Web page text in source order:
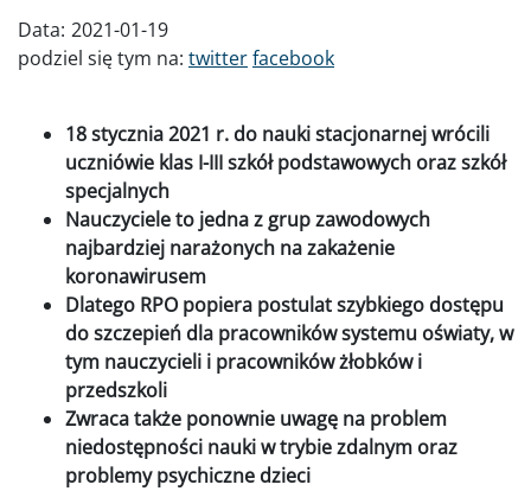
Data: 2021-01-19
podziel się tym na: twitterfacebook
18 stycznia 2021 r. do nauki stacjonarnej wrócili
uczniówie klas I-III szkół podstawowych oraz szkół
specjalnych
Nauczyciele to jedna z grup zawodowych
najbardziej narażonych na zakażenie
koronawirusem
Dlatego RPO popiera postulat szybkiego dostępu
do szczepień dla pracowników systemu oświaty, w
tym nauczycieli i pracowników żłobków i
przedszkoli
Zwraca także ponownie uwagę na problem
niedostępności nauki w trybie zdalnym oraz
problemy psychiczne dzieci